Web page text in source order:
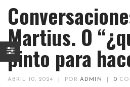
Martius. O
pinto para
ABRIL 10, 2024 PORADMIN 0